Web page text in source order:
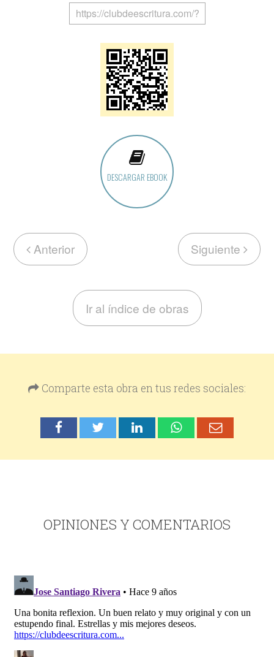
DESCARGAR EBOOK
Anterior Siguiente
Ir al índice de obras
Comparte esta obra en tus redes sociales:
OPINIONES Y COMENTARIOS